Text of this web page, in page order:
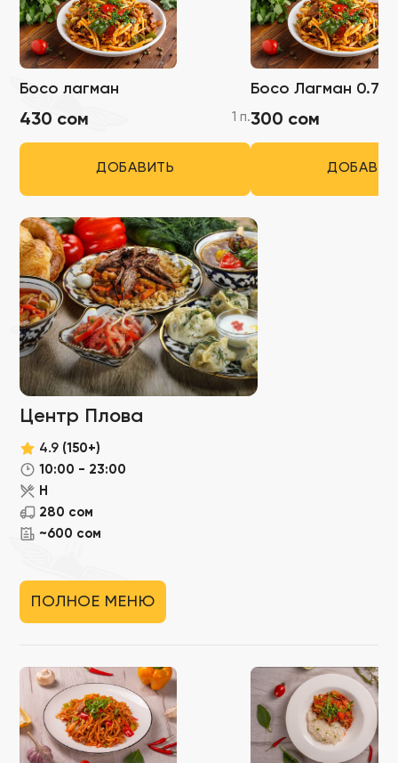
Босо лагман
430 сом 1 п.
ДОБАВИТЬ
Босо Лагман 0.7
300 сом
Центр Плова
4.9 (150+)
10:00 - 23:00
Н
280 сом
~600 сом
ПОЛНОЕ МЕНЮ